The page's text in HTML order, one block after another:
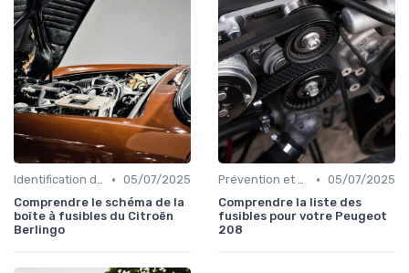
Identification de la Pièce Nécessaire • 05/07/2025
Comprendre le schéma de la
boîte à fusibles du Citroën
Berlingo
Prévention et Diagnostic des Pannes • 05/07/2025
Comprendre la liste des
fusibles pour votre Peugeot
208